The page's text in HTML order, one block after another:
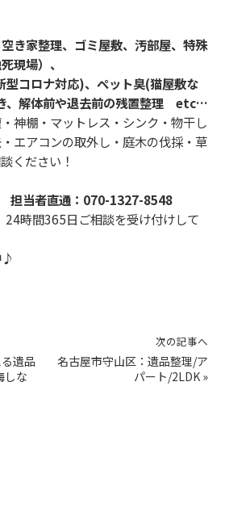
き家整理、ゴミ屋敷、汚部屋、特殊
現場）、
型コロナ対応)、ペット臭(猫屋敷な
、解体前や退去前の残置整理 etc…
神棚・マットレス・シンク・物干し
エアコンの取外し・庭木の伐採・草
ください！
担当者直通： 070-1327-8548
24時間365日ご相談を受け付けして
♪
遺品
しな
次の記事へ
名古屋市守山区：遺品整理/ア
パート/2LDK »